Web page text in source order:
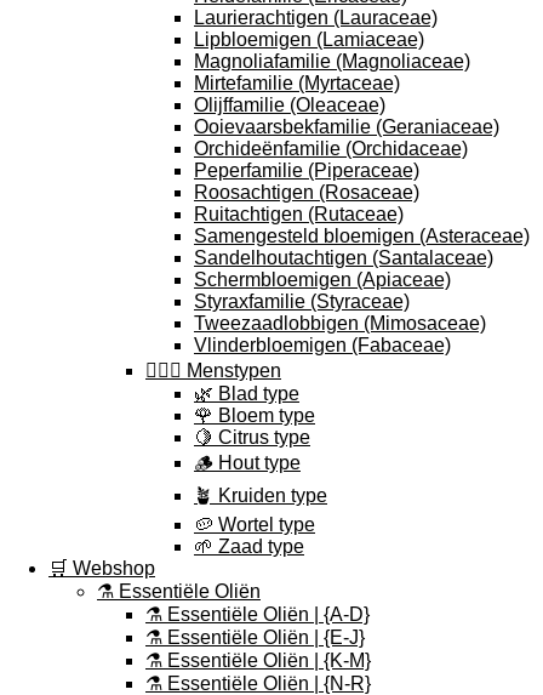
Laurierachtigen (Lauraceae)
Lipbloemigen (Lamiaceae)
Magnoliafamilie (Magnoliaceae)
Mirtefamilie (Myrtaceae)
Olijffamilie (Oleaceae)
Ooievaarsbekfamilie (Geraniaceae)
Orchideënfamilie (Orchidaceae)
Peperfamilie (Piperaceae)
Roosachtigen (Rosaceae)
Ruitachtigen (Rutaceae)
Samengesteld bloemigen (Asteraceae)
Sandelhoutachtigen (Santalaceae)
Schermbloemigen (Apiaceae)
Styraxfamilie (Styraceae)
Tweezaadlobbigen (Mimosaceae)
Vlinderbloemigen (Fabaceae)
🕵🏽‍♀️ Menstypen
🌿 Blad type
🌹 Bloem type
🍋 Citrus type
🪵 Hout type
🪴 Kruiden type
🥔 Wortel type
🌱 Zaad type
🛒 Webshop
⚗️ Essentiële Oliën
⚗️ Essentiële Oliën | {A-D}
⚗️ Essentiële Oliën | {E-J}
⚗️ Essentiële Oliën | {K-M}
⚗️ Essentiële Oliën | {N-R}